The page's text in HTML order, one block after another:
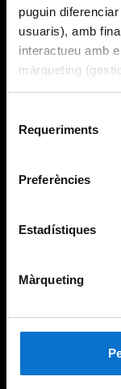
puguin
usuaris), amb
interactueu amb
màrqueting
adequant-la en
consultar la
Requeriments
Preferències
Estadístiques
Màrqueting